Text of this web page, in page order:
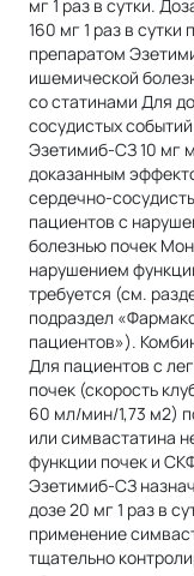
мг 1 раз в сутки.
160 мг 1 раз в
препаратом
ишемической
со статинами Для
сосудистых
Эзетимиб-СЗ 10 мг
доказанным
сердечно-
пациентов с
болезнью почек
нарушением
требуется (см.
подраздел
пациентов»).
Для пациентов с
почек (скорость
60 мл/мин/1,73 м2)
или симвастатина
функции почек и
Эзетимиб-СЗ
дозе 20 мг 1 раз в
применение
тщательно